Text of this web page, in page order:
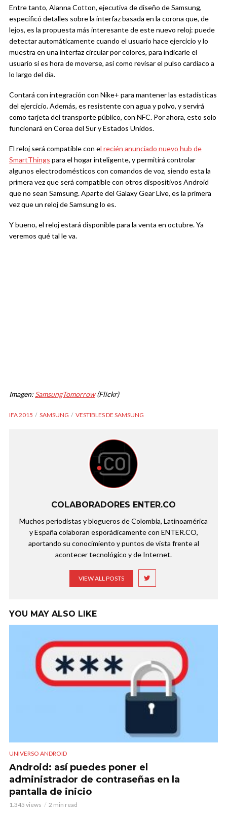
Entre tanto, Alanna Cotton, ejecutiva de diseño de Samsung,
especificó detalles sobre la interfaz basada en la corona que, de
lejos, es la propuesta más interesante de este nuevo reloj: puede
detectar automáticamente cuando el usuario hace ejercicio y lo
muestra en una interfaz circular por colores, para indicarle el
usuario si es hora de moverse, así como revisar el pulso cardíaco a
lo largo del día.
Contará con integración con Nike+ para mantener las estadísticas
del ejercicio. Además, es resistente con agua y polvo, y servirá
como tarjeta del transporte público, con NFC. Por ahora, esto solo
funcionará en Corea del Sur y Estados Unidos.
El reloj será compatible con el recién anunciado nuevo hub de
SmartThings para el hogar inteligente, y permitirá controlar
algunos electrodomésticos con comandos de voz, siendo esta la
primera vez que será compatible con otros dispositivos Android
que no sean Samsung. Aparte del Galaxy Gear Live, es la primera
vez que un reloj de Samsung lo es.
Y bueno, el reloj estará disponible para la venta en octubre. Ya
veremos qué tal le va.
Imagen: SamsungTomorrow(Flickr)
IFA 2015 SAMSUNG VESTIBLES DE SAMSUNG
COLABORADORES ENTER.CO
Muchos periodistas y blogueros de Colombia, Latinoamérica
y España colaboran esporádicamente con ENTER.CO,
aportando su conocimiento y puntos de vista frente al
acontecer tecnológico y de Internet.
VIEW ALL POSTS
YOU MAY ALSO LIKE
UNIVERSO ANDROID
Android: así puedes poner el
administrador de contraseñas en la
pantalla de inicio
1.345 views 2 min read